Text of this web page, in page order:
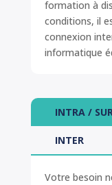
formation à
conditions, il
connexion
informatique
INTRA /
INTER
Votre besoin